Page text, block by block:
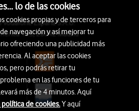
España S.A.U.
115, 28042 Madrid
lo de las cookies
cookies propias y de terceros para
navegación y así mejorar tu
ofreciendo una publicidad más
Al aceptar las cookies
pero podrás retirar tu
en las funciones de tu
más de 4 minutos. Aquí
política de cookies.Y aquí